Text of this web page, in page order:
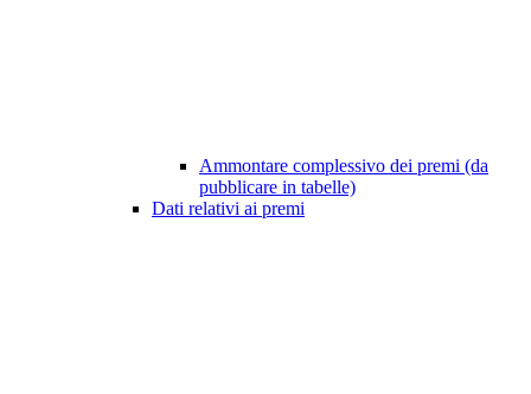
Ammontare complessivo dei premi (da
pubblicare in tabelle)
Dati relativi ai premi